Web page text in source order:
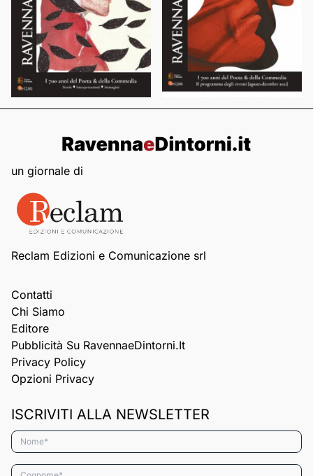
un giornale di
Reclam Edizioni e Comunicazione srl
Contatti
Chi Siamo
Editore
Pubblicità Su RavennaeDintorni.it
Privacy Policy
Opzioni Privacy
ISCRIVITI ALLA NEWSLETTER
Nome*
Cognome*